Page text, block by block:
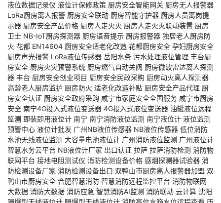
液位数据记录仪 液位计保修政策 厨房安全智能网关 厨房无人报警器
LoRa厨房离人报警 厨房安全联动 厨房智能守护器 厨房人员离岗提
示器 厨房安全产品价格 厨房人走火灭 厨房人走火灭联动装置 厨房
卫士 NB-IoT厨房探测器 厨房语音提示 厨房报警器 独居老人厨房防
火 花都 EN14604 厨房安全适老化改造 花都厨房安全 孕妇厨房安全
厨房声光报警 LoRa液位传感器 岳阳水务 污水处理液位管理 丰台厨
房安全 厨房火灾预警系统 厨房燃气自动关阀 厨房微波雷达离人探测
器 丰台 厨房安全创业项目 厨房安全民政采购 厨房动火离人探测器
高龄老人厨房监护 厨房防火 适老化改造补贴 厨房安全产品代理 厨
房安全认证 厨房安全政府采购 咸宁市家庭安全全国服务 咸宁市厨房
安全 南宁4G投入式液位变送器 4G投入式液位变送器 油罐液位远程
监测 即装即用液位计 南宁 南宁消防液位监测 南宁液位计 液位监测
预警中心 液位计批发 广州NB液位传感器 NB液位传感器 低位消防
水池无线液位监测 大容量电池液位计 广州消防液位监测 广州液位计
智慧水务云平台 NB液位计厂家 出口认证 拉萨 拉萨消防检测 消防物
联网平台 接地电阻测试仪 消防检测设备价格 感烟探测器试验器 消
防检测设备厂家 消防检测设备出口 双鸭山市厨房离人报警器加盟 双
鸭山市厨房安全 合肥智慧消防 智慧消防远程监控平台 消防物联网
大数据 消防大数据 消防应急 智慧消防AI监测 消防联动 云计算 沈阳